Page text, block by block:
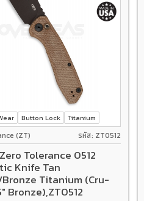
Button Lock Titanium
(ZT) รหัส: ZT0512
Tolerance 0512
Knife Tan
Titanium (Cru-
Bronze),ZT0512